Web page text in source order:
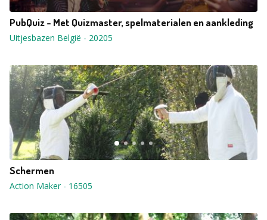
PubQuiz - Met Quizmaster, spelmaterialen en aankleding
Uitjesbazen België - 20205
Schermen
Action Maker- 16505